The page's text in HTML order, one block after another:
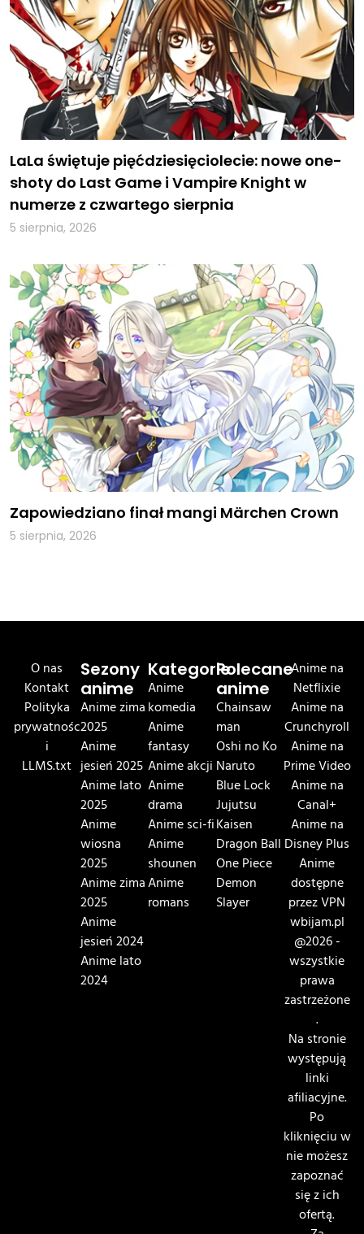
LaLa świętuje pięćdziesięciolecie: nowe one-
shoty do Last Game i Vampire Knight w
numerze z czwartego sierpnia
5 sierpnia, 2026
Zapowiedziano finał mangi Märchen Crown
5 sierpnia, 2026
O nas
Kontakt
Polityka
prywatnośc
i
LLMS.txt
Sezony
anime
Anime zima
2025
Anime
jesień 2025
Anime lato
2025
Anime
wiosna
2025
Anime zima
2025
Anime
jesień 2024
Anime lato
2024
Kategorie
Anime
komedia
Anime
fantasy
Anime akcji
Anime
drama
Anime sci-fi
Anime
shounen
Anime
romans
Polecane
anime
Chainsaw
man
Oshi no Ko
Naruto
Blue Lock
Jujutsu
Kaisen
Dragon Ball
One Piece
Demon
Slayer
Anime na
Netflixie
Anime na
Crunchyroll
Anime na
Prime Video
Anime na
Canal+
Anime na
Disney Plus
Anime
dostępne
przez VPN
wbijam.pl
@2026 -
wszystkie
prawa
zastrzeżone
.
Na stronie
występują
linki
afiliacyjne.
Po
kliknięciu w
nie możesz
zapoznać
się z ich
ofertą.